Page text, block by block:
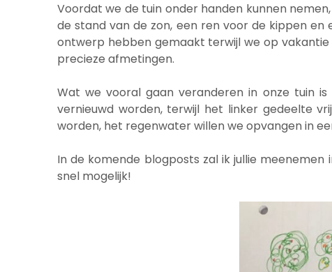
Voordat we de tuin onder handen kunnen
de stand van de zon, een ren voor de kippen
ontwerp hebben gemaakt terwijl we op vakantie
precieze afmetingen.
Wat we vooral gaan veranderen in onze tuin
vernieuwd worden, terwijl het linker gedeelte
worden, het regenwater willen we opvangen in
In de komende blogposts zal ik jullie
snel mogelijk!